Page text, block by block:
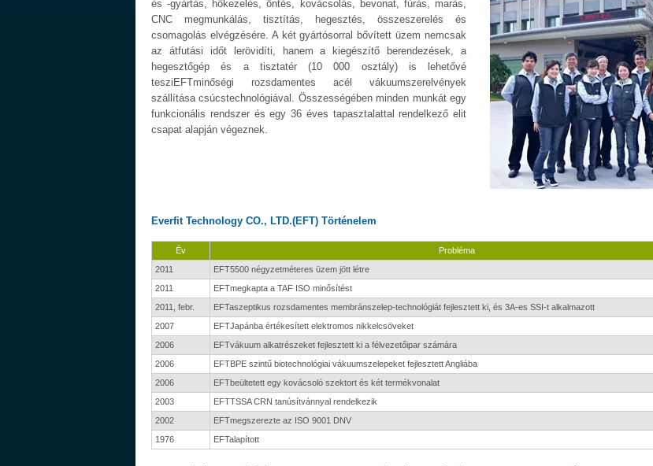
és -gyártás, hőkezelés, öntés, kovácsolás, bevonat, fúrás, marás,
CNC megmunkálás, tisztítás, hegesztés, összeszerelés és
csomagolás elvégzésére. A két gyártósorral bővített üzem nemcsak
az átfutási időt lerövidíti, hanem a kiegészítő berendezések, a
hegesztőgép és a tisztatér (10 000 osztály) is lehetővé
tesziEFTminőségi rozsdamentes acél vákuumszerelvények
szállítása csúcstechnológiával. Összességében minden munkát egy
funkcionális rendszer és egy 36 éves tapasztalattal rendelkező elit
csapat alapján végeznek.
Everfit Technology CO., LTD.(EFT) Történelem
Év
Probléma
2011
EFT5500 négyzetméteres üzem jött létre
2011
EFTmegkapta a TAF ISO minősítést
2011, febr.
EFTaszeptikus rozsdamentes membránszelep-technológiát fejlesztett ki, és 3A-es SSI-t alkalmazott
2007
EFTJapánba értékesített elektromos nikkelcsöveket
2006
EFTvákuum alkatrészeket fejlesztett ki a félvezetőipar számára
2006
EFTBPE szintű biotechnológiai vákuumszelepeket fejlesztett Angliába
2006
EFTbeültetett egy kovácsoló szektort és két termékvonalat
2003
EFTTSSA CRN tanúsítvánnyal rendelkezik
2002
EFTmegszerezte az ISO 9001 DNV
1976
EFTalapított